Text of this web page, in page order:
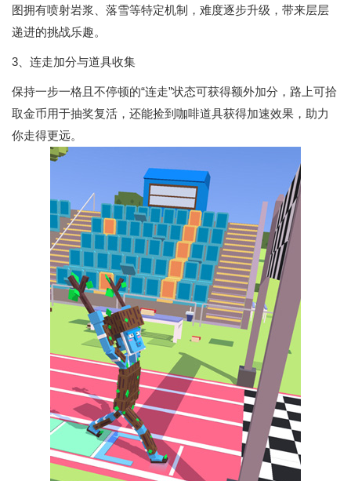
图拥有喷射岩浆、落雪等特定机制，难度逐步升级，带来层层
递进的挑战乐趣。
3、连走加分与道具收集
保持一步一格且不停顿的“连走”状态可获得额外加分，路上可拾
取金币用于抽奖复活，还能捡到咖啡道具获得加速效果，助力
你走得更远。